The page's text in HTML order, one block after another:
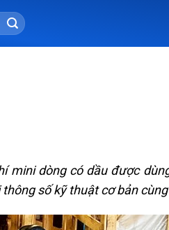
mini dòng có dầu được
số kỹ thuật cơ bản